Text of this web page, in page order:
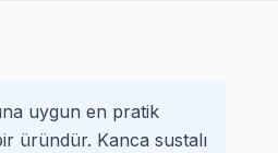
uygun en pratik
üründür. Kanca sustalı